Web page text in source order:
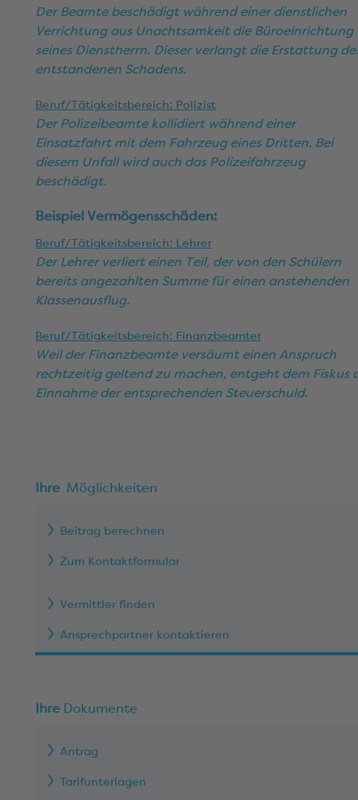
Der Beamte beschädigt während einer dienstlichen
Verrichtung aus Unachtsamkeit die Büroeinrichtung
seines Dienstherrn. Dieser verlangt die Erstattung
entstandenen Schadens.
Beruf/Tätigkeitsbereich: Polizist
Der Polizeibeamte kollidiert während einer
Einsatzfahrt mit dem Fahrzeug eines Dritten. Bei
diesem Unfall wird auch das Polizeifahrzeug
beschädigt.
Beispiel Vermögensschäden:
Beruf/Tätigkeitsbereich: Lehrer
Der Lehrer verliert einen Teil, der von den Schülern
bereits angezahlten Summe für einen anstehenden
Klassenausflug.
Beruf/Tätigkeitsbereich: Finanzbeamter
Weil der Finanzbeamte versäumt einen Anspruch
rechtzeitig geltend zu machen, entgeht dem Fiskus
Einnahme der entsprechenden Steuerschuld.
Ihre Möglichkeiten
Beitrag berechnen
Zum Kontaktformular
Vermittler finden
Ansprechpartner kontaktieren
Ihre Dokumente
Antrag
Tarifunterlagen